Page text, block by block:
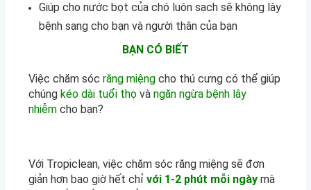
Giúp cho nước bọt của chó luôn sạch sẽ không lây
bệnh sang cho bạn và người thân của bạn
BẠN CÓ BIẾT
Việc chăm sóc răng miệng cho thú cưng có thể giúp
chúng kéo dài tuổi thọ và ngăn ngừa bệnh lây
nhiễm cho bạn?
Với Tropiclean, việc chăm sóc răng miệng sẽ đơn
giản hơn bao giờ hết chỉ với 1-2 phút mỗi ngày mà